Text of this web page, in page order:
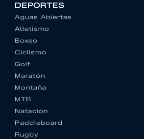
DEPORTES
Aguas Abiertas
Atletismo
Boxeo
Ciclismo
Golf
Maratón
Montaña
MTB
Natación
Paddleboard
Rugby